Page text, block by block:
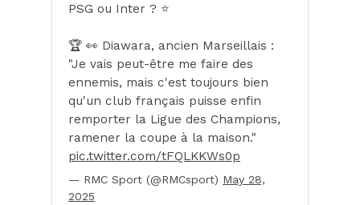
PSG ou Inter ? ⭐
🏆 👀 Diawara, ancien Marseillais :
"Je vais peut-être me faire des
ennemis, mais c'est toujours bien
qu'un club français puisse enfin
remporter la Ligue des Champions,
ramener la coupe à la maison."
pic.twitter.com/tFQLKKWs0p
— RMC Sport (@RMCsport) May 28,
2025